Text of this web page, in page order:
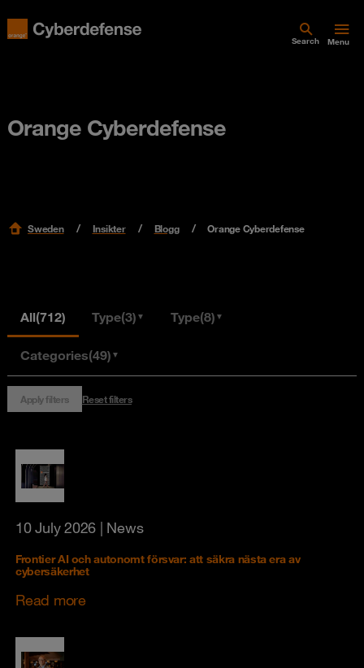
Search Menu
Orange Cyberdefense
Sweden Insikter Blogg Orange Cyberdefense
All(712) Type(3) ▼ Type(8) ▼
Categories(49) ▼
Apply filters Reset filters
10 July 2026 | News
Frontier AI och autonomt försvar: att säkra nästa era av
cybersäkerhet
Read more